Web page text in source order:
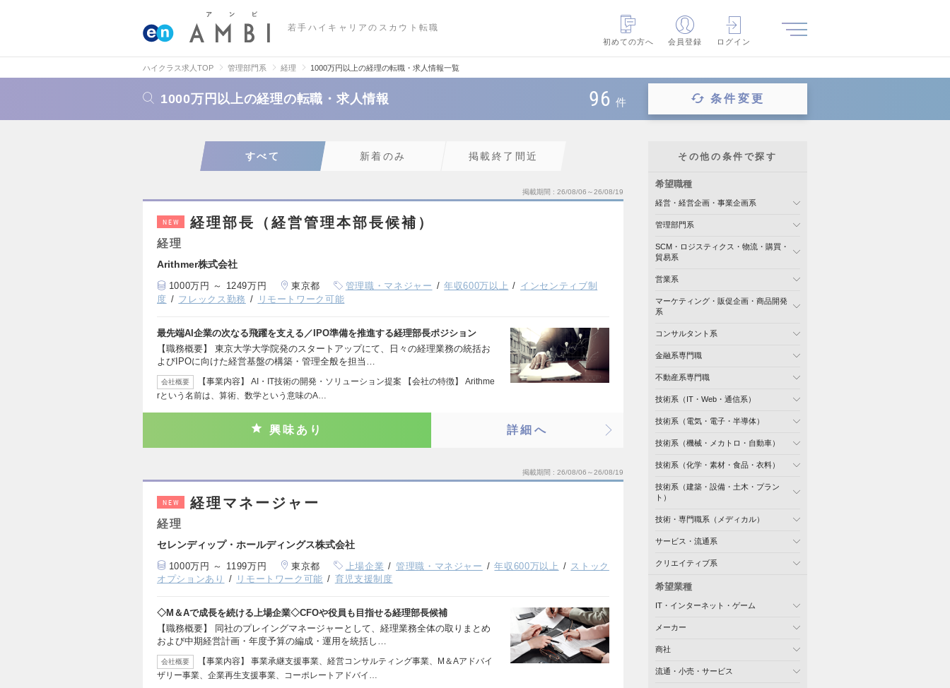
若手ハイキャリアのスカウト転職
初めての方へ
会員登録 ログイン
ハイクラス求人TOP 管理部門系 経理 1000万円以上の経理の転職・求人情報一覧
1000万円以上の経理の転職・求人情報 96 件 条件変更
すべて 新着のみ 掲載終了間近
掲載期間 26/08/06～26/08/19
NEW 経理部長（経営管理本部長候補）
経理
Arithmer株式会社
1000万円 ～ 1249万円 東京都 管理職・マネジャー 年収600万以上
インセンティブ制
度
フレックス勤務 リモートワーク可能
最先端AI企業の次なる飛躍を支える／IPO準備を推進する経理部長ポジション
【職務概要】 東京大学大学院発のスタートアップにて、日々の経理業務の統括お
よびIPOに向けた経営基盤の構築・管理全般を担当…
会社概要
【事業内容】 AI・IT技術の開発・ソリューション提案 【会社の特徴】 Arithme
rという名前は、算術、数学という意味のA…
興味あり 詳細へ
掲載期間 26/08/06～26/08/19
NEW 経理マネージャー
経理
セレンディップ・ホールディングス株式会社
1000万円 ～ 1199万円 東京都 上場企業 管理職・マネジャー 年収600万以上
ストック
オプションあり
リモートワーク可能 育児支援制度
◇M＆Aで成長を続ける上場企業◇CFOや役員も目指せる経理部長候補
【職務概要】 同社のプレイングマネージャーとして、経理業務全体の取りまとめ
および中期経営計画・年度予算の編成・運用を統括し…
会社概要
【事業内容】 事業承継支援事業、経営コンサルティング事業、M＆Aアドバイ
ザリー事業、企業再生支援事業、コーポレートアドバイ…
その他の条件で探す
希望職種
経営・経営企画・事業企画系
管理部門系
SCM・ロジスティクス・物流・購買・
貿易系
営業系
マーケティング・販促企画・商品開発
系
コンサルタント系
金融系専門職
不動産系専門職
技術系（IT・Web・通信系）
技術系（電気・電子・半導体）
技術系（機械・メカトロ・自動車）
技術系（化学・素材・食品・衣料）
技術系（建築・設備・土木・プラン
ト）
技術・専門職系（メディカル）
サービス・流通系
クリエイティブ系
希望業種
IT・インターネット・ゲーム
メーカー
商社
流通・小売・サービス